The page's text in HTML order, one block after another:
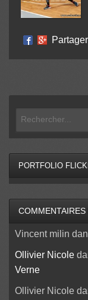
Partager
PORTFOLIO
COMMENTAIRES
Vincent milin
Ollivier Nicole
Verne
Ollivier Nicole